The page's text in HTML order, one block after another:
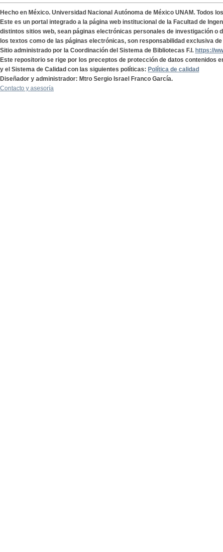
Hecho en México. Universidad Nacional Autónoma de México UNAM. Todos
Este es un portal integrado a la página web institucional de la Facultad de
distintos sitios web, sean páginas electrónicas personales de investigación o
los textos como de las páginas electrónicas, son responsabilidad exclusiva
Sitio administrado por la Coordinación del Sistema de Bibliotecas F.I. https://
Este repositorio se rige por los preceptos de protección de datos contenidos
y el Sistema de Calidad con las siguientes políticas: Política de calidad
Diseñador y administrador: Mtro Sergio Israel Franco García.
Contacto y asesoría